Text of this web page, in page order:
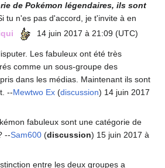
de Pokémon légendaires, ils sont
tu n'es pas d'accord, je t'invite à en
qui 14 juin 2017 à 21:09 (UTC)
Les fabuleux ont été très
comme un sous-groupe des
dans les médias. Maintenant ils sont
--Mewtwo Ex (discussion) 14 juin 2017
fabuleux sont une catégorie de
--Sam600 (discussion) 15 juin 2017 à
entre les deux groupes a